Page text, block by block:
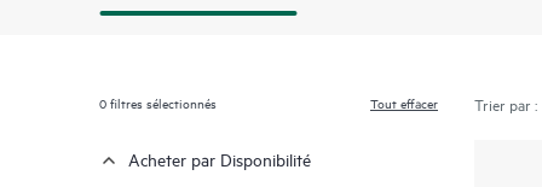
0filtres sélectionnés Tout effacer
Acheter par Disponibilité
Trier par :